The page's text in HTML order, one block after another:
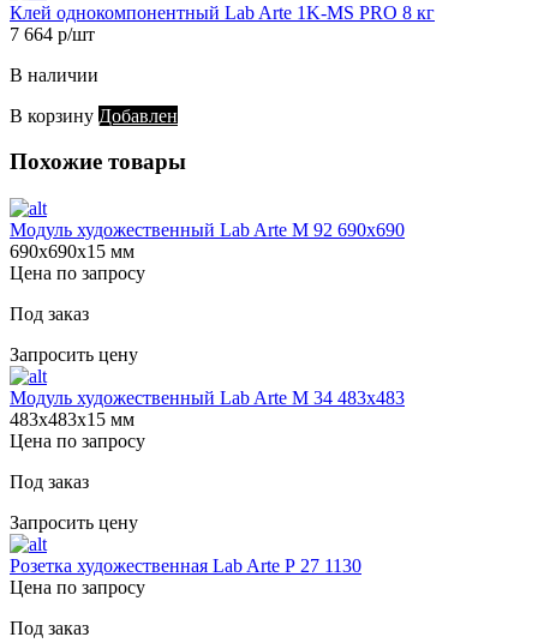
Клей однокомпонентный Lab Arte 1K-MS PRO 8 кг
7 664 р/шт
В наличии
В корзину Добавлен
Похожие товары
Модуль художественный Lab Arte М 92 690х690
690х690х15 мм
Цена по запросу
Под заказ
Запросить цену
Модуль художественный Lab Arte М 34 483х483
483х483х15 мм
Цена по запросу
Под заказ
Запросить цену
Розетка художественная Lab Arte Р 27 1130
Цена по запросу
Под заказ